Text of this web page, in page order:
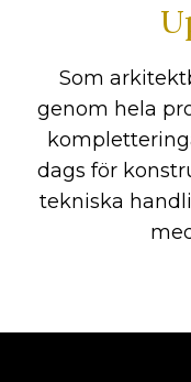
Som
genom hela
dags för
tekniska